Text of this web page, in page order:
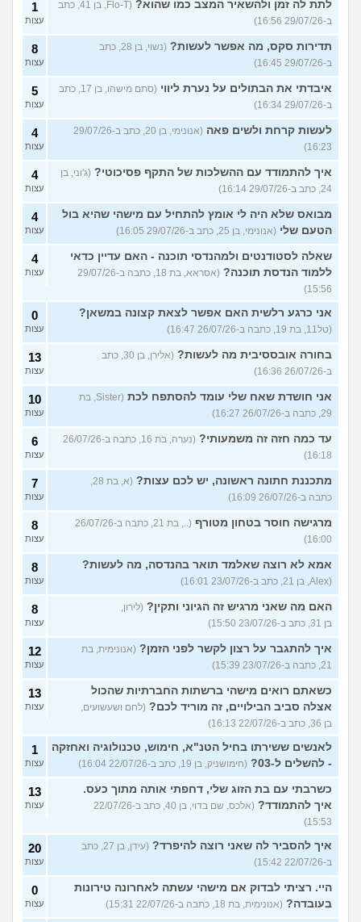
לתת לה זמן ולהשאיר המצב כמו שהוא?
(Flo-T, בן 41, כתב
ב-29/07/26 16:56)
1
עצות
תדירות סקס, מה אפשר לעשות?
(נשוי, בן 28, כתב
ב-29/07/26 16:45)
8
עצות
איבדתי את הבתולים על נערת ליווי
(סתם מישהו, בן 17, כתב
ב-29/07/26 16:34)
5
עצות
לעשות קרחת ולשים פאה
(אנונימי, בן 20, כתב ב-29/07/26
16:23)
4
עצות
איך להתמודד עם ההשלכות של התקף פסיכוטי? (ג'וני, בן
24, כתב ב-29/07/26 16:14)
4
עצות
מבואס שלא היה לי אומץ להתחיל עם מישהי שהיא בול
הטעם שלי (אנונימי, בן 25, כתב ב-29/07/26 16:05)
4
עצות
שאלה לסטודנטים ולמהנדסי תוכנה - האם עדיין כדאי
ללמוד הנדסת תוכנה?
(אסראא, בת 18, כתבה ב-29/07/26
15:56)
4
עצות
אני כרגע רלשית האם אפשר לצאת קצונה במשאן?
(טל11, בת 19, כתבה ב-26/07/26 16:47)
0
עצות
בחורה אובססיבית מה לעשות?
(אלירן, בן 30, כתב
ב-26/07/26 16:36)
13
עצות
אני חושדת שאח שלי עומד להסתפח לכת
(Sister, בת
29, כתבה ב-26/07/26 16:27)
10
עצות
עד כמה חזה זה משמעותי?
(נערה, בת 16, כתבה ב-26/07/26
16:18)
6
עצות
מתכננת חתונה ראשונה, יש לכם עצות?
כתבה ב-26/07/26 16:09)
7
עצות
מרגישה חוסר בטחון מטורף
(.., בת 21, כתבה ב-26/07/26
16:00)
8
עצות
אמא לא רוצה שאלמד תואר בהנדסה, מה לעשות?
(Alex, בן 21, כתב ב-23/07/26 16:01)
8
עצות
האם מה שאני מרגיש זה הגיוני ותקין? (לירון,
בן 31, כתב ב-23/07/26 15:50)
8
עצות
איך להתגבר על רצון לקשר לפני הזמן? (אנונימית, בת
21, כתבה ב-23/07/26 15:39)
12
עצות
כשאתם רואים מישהי ברשתות החברתיות שהכול
אצלה סביב הבילויים, זה מוריד לכם? (לחם ושעשועים,
בן 36, כתב ב-22/07/26 16:13)
13
עצות
לאנשים ששירתו בחיל הטנ"א, חימוש, טכנולוגיה ואחזקה
- להשלים ל-03?
(חימושניק, בן 19, כתב ב-22/07/26 16:04)
1
עצות
כשרבתי עם בת הזוג שלי, דחפתי אותה מתוך כעס.
איך להתמודד?
(אלכס, שם בדוי, בן 40, כתב ב-22/07/26
15:53)
13
עצות
איך להסביר לה שאני רוצה להיפרד?
(עידן, בן 27, כתב
ב-22/07/26 15:42)
20
עצות
היי. רציתי לבדוק אם מישהי עשתה לאחרונה טירונות
בעובדה? (אנונימית, בת 18, כתבה ב-22/07/26 15:31)
0
עצות